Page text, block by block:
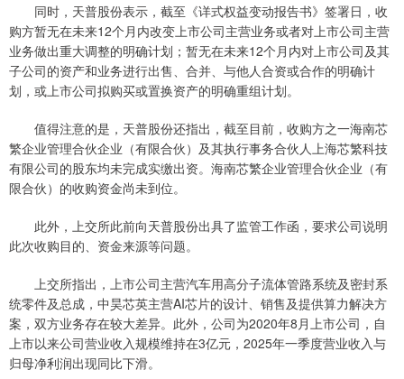
同时，天普股份表示，截至《详式权益变动报告书》签署日，收
购方暂无在未来12个月内改变上市公司主营业务或者对上市公司主营
业务做出重大调整的明确计划；暂无在未来12个月内对上市公司及其
子公司的资产和业务进行出售、合并、与他人合资或合作的明确计
划，或上市公司拟购买或置换资产的明确重组计划。
值得注意的是，天普股份还指出，截至目前，收购方之一海南芯
繁企业管理合伙企业（有限合伙）及其执行事务合伙人上海芯繁科技
有限公司的股东均未完成实缴出资。海南芯繁企业管理合伙企业（有
限合伙）的收购资金尚未到位。
此外，上交所此前向天普股份出具了监管工作函，要求公司说明
此次收购目的、资金来源等问题。
上交所指出，上市公司主营汽车用高分子流体管路系统及密封系
统零件及总成，中昊芯英主营AI芯片的设计、销售及提供算力解决方
案，双方业务存在较大差异。此外，公司为2020年8月上市公司，自
上市以来公司营业收入规模维持在3亿元，2025年一季度营业收入与
归母净利润出现同比下滑。